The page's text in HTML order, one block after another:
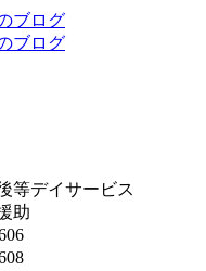
ブログ
ブログ
等デイサービス
助